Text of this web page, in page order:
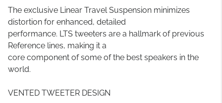
The exclusive Linear Travel Suspension minimizes
distortion for enhanced, detailed
performance. LTS tweeters are a hallmark of previous
Reference lines, making it a
core component of some of the best speakers in the
world.
VENTED TWEETER DESIGN